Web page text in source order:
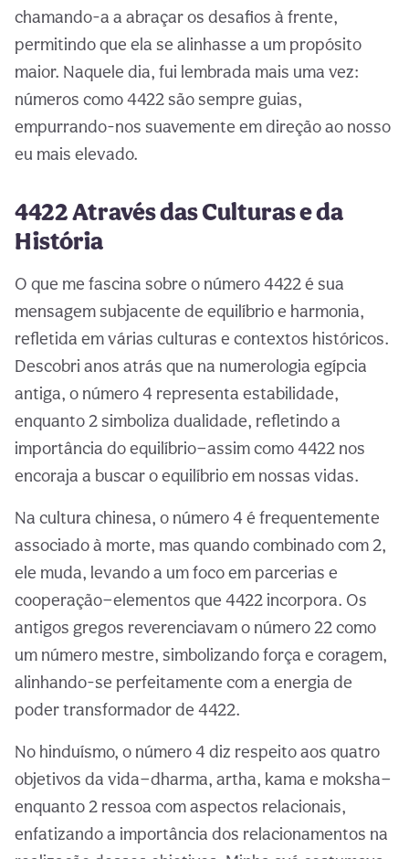
chamando-a a abraçar os desafios à frente,
permitindo que ela se alinhasse a um propósito
maior. Naquele dia, fui lembrada mais uma vez:
números como 4422 são sempre guias,
empurrando-nos suavemente em direção ao nosso
eu mais elevado.
4422 Através das Culturas e da
História
O que me fascina sobre o número 4422 é sua
mensagem subjacente de equilíbrio e harmonia,
refletida em várias culturas e contextos históricos.
Descobri anos atrás que na numerologia egípcia
antiga, o número 4 representa estabilidade,
enquanto 2 simboliza dualidade, refletindo a
importância do equilíbrio—assim como 4422 nos
encoraja a buscar o equilíbrio em nossas vidas.
Na cultura chinesa, o número 4 é frequentemente
associado à morte, mas quando combinado com 2,
ele muda, levando a um foco em parcerias e
cooperação—elementos que 4422 incorpora. Os
antigos gregos reverenciavam o número 22 como
um número mestre, simbolizando força e coragem,
alinhando-se perfeitamente com a energia de
poder transformador de 4422.
No hinduísmo, o número 4 diz respeito aos quatro
objetivos da vida—dharma, artha, kama e moksha—
enquanto 2 ressoa com aspectos relacionais,
enfatizando a importância dos relacionamentos na